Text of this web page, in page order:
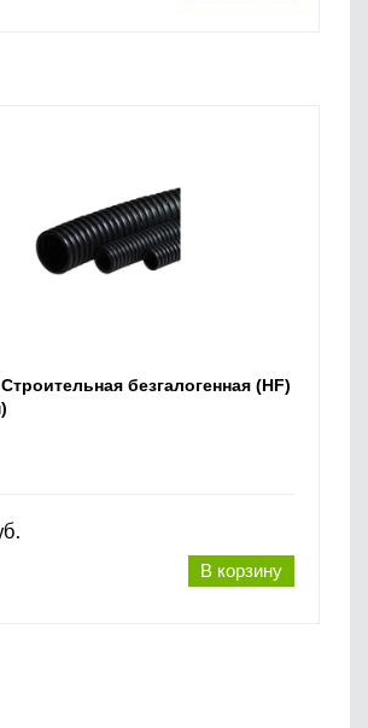
безгалогенная (HF)
В корзину